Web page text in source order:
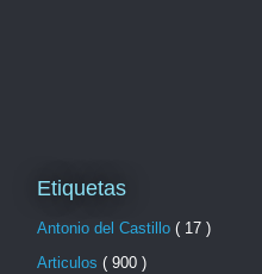
Etiquetas
Antonio del Castillo ( 17 )
Articulos ( 900 )